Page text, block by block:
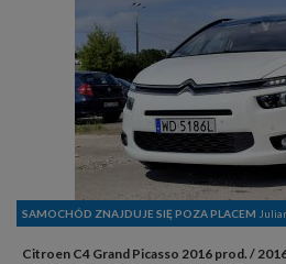
SAMOCHÓD ZNAJDUJE SIĘ POZA PLACEM
Citroen C4 Grand Picasso 2016 prod. /